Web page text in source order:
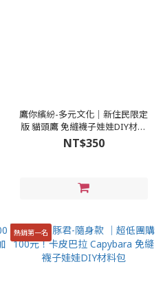
鷹你繽紛-多元文化│新住民限定
版 貓頭鷹 免縫襪子娃娃DIY材料
包
NT$350
熱銷第一名